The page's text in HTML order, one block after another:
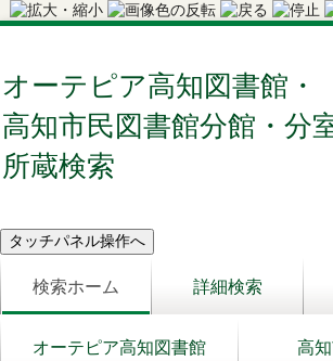
オーテピア高知図書館・
高知市民図書館分館・分
所蔵検索
検索ホーム 詳細検索
オーテピア高知図書館
高